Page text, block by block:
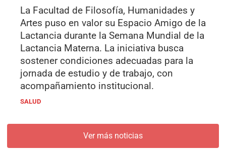
La Facultad de Filosofía, Humanidades y
Artes puso en valor su Espacio Amigo de la
Lactancia durante la Semana Mundial de la
Lactancia Materna. La iniciativa busca
sostener condiciones adecuadas para la
jornada de estudio y de trabajo, con
acompañamiento institucional.
SALUD
Ver más noticias